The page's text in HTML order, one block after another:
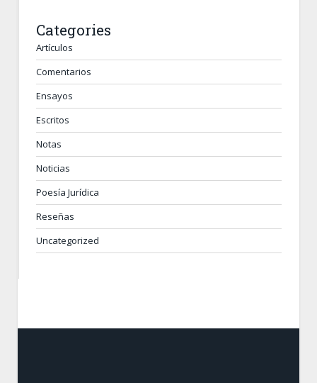
Categories
Artículos
Comentarios
Ensayos
Escritos
Notas
Noticias
Poesía Jurídica
Reseñas
Uncategorized